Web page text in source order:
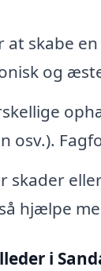
at skabe
og
skader
hjælpe
i